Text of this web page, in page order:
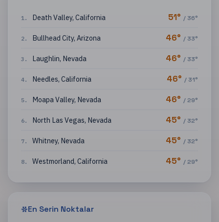
1 . Death Valley, California 51° / 36°
2. Bullhead City, Arizona 46° / 33°
3 . Laughlin, Nevada 46° / 33°
4. Needles, California 46° / 31°
5. Moapa Valley, Nevada 46° /29°
6. North Las Vegas, Nevada 45° / 32°
7. Whitney, Nevada 45° / 32°
8. Westmorland, California 45° / 29°
En Serin Noktalar